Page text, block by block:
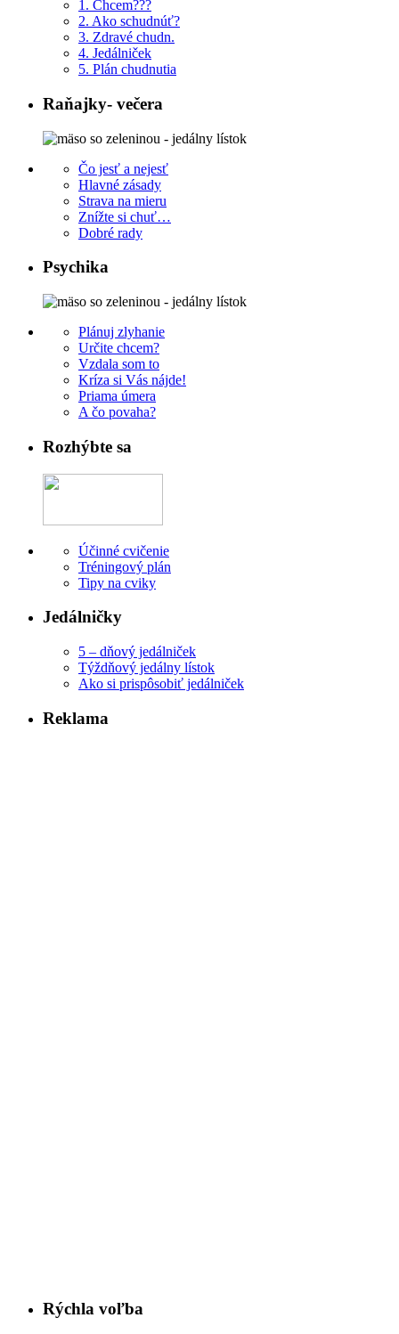
1. Chcem???
2. Ako schudnúť?
3. Zdravé chudn.
4. Jedálniček
5. Plán chudnutia
Raňajky- večera
Čo jesť a nejesť
Hlavné zásady
Strava na mieru
Znížte si chuť…
Dobré rady
Psychika
Plánuj zlyhanie
Určite chcem?
Vzdala som to
Kríza si Vás nájde!
Priama úmera
A čo povaha?
Rozhýbte sa
Účinné cvičenie
Tréningový plán
Tipy na cviky
Jedálničky
5 – dňový jedálniček
Týždňový jedálny lístok
Ako si prispôsobiť jedálniček
Reklama
Rýchla voľba